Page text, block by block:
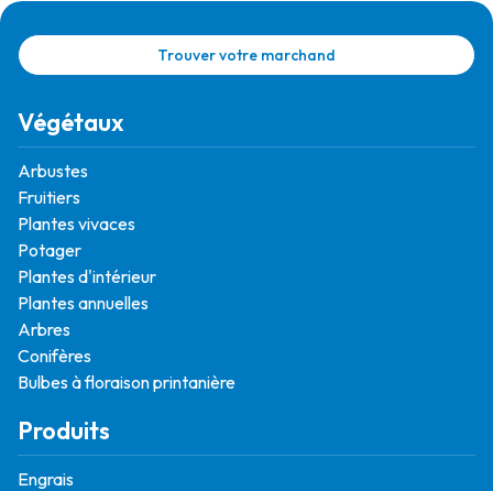
Trouver votre marchand
Végétaux
Arbustes
Fruitiers
Plantes vivaces
Potager
Plantes d'intérieur
Plantes annuelles
Arbres
Conifères
Bulbes à floraison printanière
Produits
Engrais